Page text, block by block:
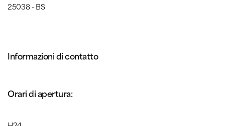
25038 - BS
Informazioni di contatto
Orari di apertura: